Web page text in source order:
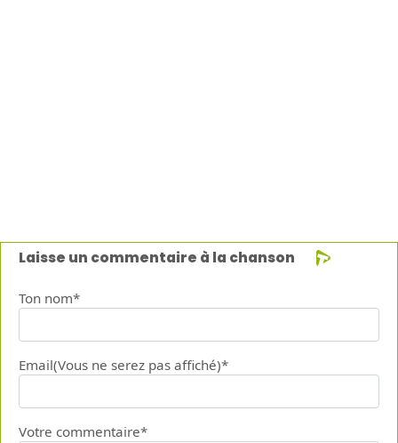
Laisse un commentaire à la chanson
Ton nom*
Email(Vous ne serez pas affiché)*
Votre commentaire*